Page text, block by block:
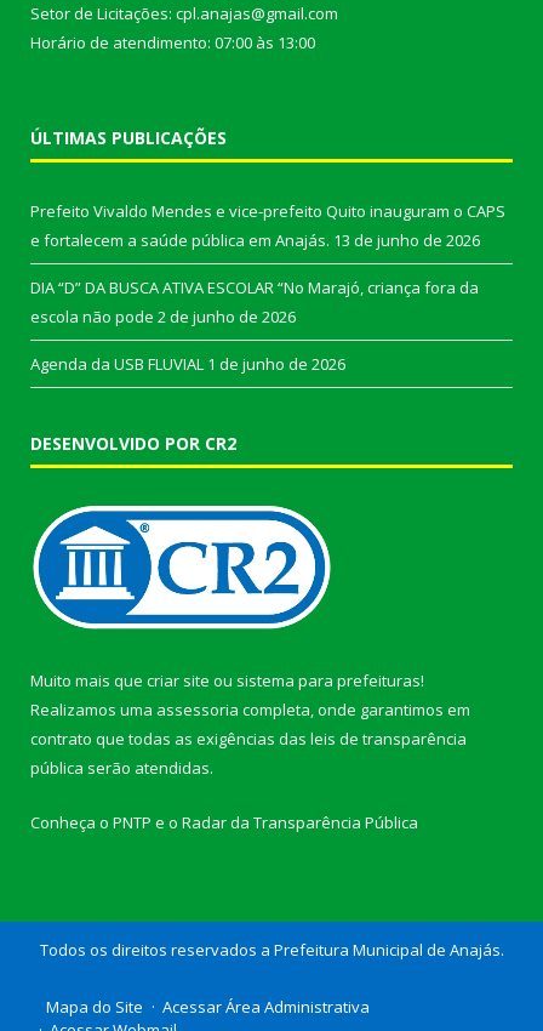
Setor de Licitações: cpl.anajas@gmail.com
Horário de atendimento: 07:00 às 13:00
ÚLTIMAS PUBLICAÇÕES
Prefeito Vivaldo Mendes e vice-prefeito Quito inauguram o CAPS
e fortalecem a saúde pública em Anajás. 13 de junho de 2026
DIA “D” DA BUSCA ATIVA ESCOLAR “No Marajó, criança fora da
escola não pode 2 de junho de 2026
Agenda da USB FLUVIAL 1 de junho de 2026
DESENVOLVIDO POR CR2
Muito mais que criar site ou sistema para prefeituras!
Realizamos uma assessoria completa, onde garantimos em
contrato que todas as exigências das leis de transparência
pública serão atendidas.
Conheça o PNTP e o Radar da Transparência Pública
Todos os direitos reservados a Prefeitura Municipal de Anajás.
Mapa do Site
Acessar Área Administrativa